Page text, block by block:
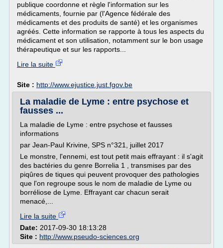
publique coordonne et règle l'information sur les
médicaments, fournie par (l'Agence fédérale des
médicaments et des produits de santé) et les organismes
agréés. Cette information se rapporte à tous les aspects du
médicament et son utilisation, notamment sur le bon usage
thérapeutique et sur les rapports...
Lire la suite
Site : http://www.ejustice.just.fgov.be
La maladie de Lyme : entre psychose et
fausses ...
La maladie de Lyme : entre psychose et fausses
informations
par Jean-Paul Krivine, SPS n°321, juillet 2017
Le monstre, l'ennemi, est tout petit mais effrayant : il s'agit
des bactéries du genre Borrelia 1 , transmises par des
piqûres de tiques qui peuvent provoquer des pathologies
que l'on regroupe sous le nom de maladie de Lyme ou
borréliose de Lyme. Effrayant car chacun serait
menacé,...
Lire la suite
Date: 2017-09-30 18:13:28
Site : http://www.pseudo-sciences.org